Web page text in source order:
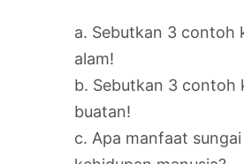
a. Sebutkan 3 contoh
alam!
b. Sebutkan 3 contoh
buatan!
c. Apa manfaat